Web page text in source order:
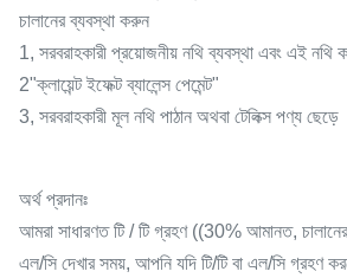
চালানের ব্যবস্থা করুন
1, সরবরাহকারী প্রয়োজনীয় নথি ব্যবস্থা এবং এই নথি
2"ক্লায়েন্ট ইফেক্ট ব্যালেন্স পেমেন্ট"
3, সরবরাহকারী মূল নথি পাঠান অথবা টেলিক্স পণ্য ছেড়ে
অর্থ প্রদানঃ
আমরা সাধারণত টি / টি গ্রহণ ((30% আমানত,
এল/সি দেখার সময়, আপনি যদি টি/টি বা এল/সি গ্রহণ